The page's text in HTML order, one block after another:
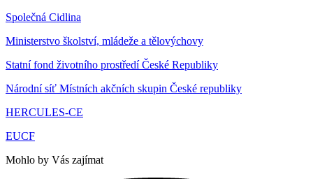
Společná Cidlina
Ministerstvo školství, mládeže a tělovýchovy
Statní fond životního prostředí České Republiky
Národní síť Místních akčních skupin České republiky
HERCULES-CE
EUCF
Mohlo by Vás zajímat